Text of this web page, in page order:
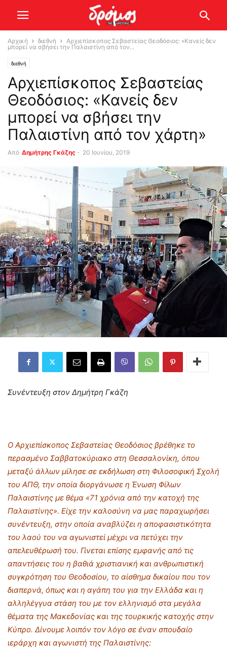
Αρχική διεθνή
Αρχιεπίσκοπος Σεβαστείας Θεοδόσιος: «Κανείς δεν
μπορεί να σβήσει την Παλαιστίνη από τον...
διεθνή
Αρχιεπίσκοπος Σεβαστείας
Θεοδόσιος: «Κανείς δεν
μπορεί να σβήσει την
Παλαιστίνη από τον χάρτη»
Από Δημήτρης Γκάζης - 20 Ιουνίου, 2019
Συνέντευξη στον Δημήτρη Γκάζη
Ο Αρχιεπίσκοπος Σεβαστείας Θεοδόσιος βρέθηκε το
περασμένο Σαββατοκύριακο στη Θεσσαλονίκη, όπου
μεταξύ άλλων μίλησε σε εκδήλωση στη Φιλοσοφική Σχολή
του ΑΠΘ, την οποία διοργάνωσε η Ένωση Φίλων
Παλαιστίνης με θέμα «71 χρόνια από την κατοχή της
Παλαιστίνης». Είχε την καλοσύνη να μας παραχωρήσει
συνέντευξη, στην οποία αναβλύζει η αποφασιστικότητα
του λαού του να αγωνιστεί μέχρι να πετύχει την
απελευθέρωσή του. Γίνεται επίσης εμφανής από τις
απαντήσεις του η βαθιά χριστιανική και ανθρωπιστική
συγκρότηση του Θεοδοσίου, το αίσθημα δικαίου που τον
διαπερνά, όπως και η αγάπη του για την Ελλάδα και η
αλληλέγγυα στάση του με τον ελληνισμό στα μεγάλα
θέματα της Μακεδονίας και της τουρκικής κατοχής στην
Κύπρο. Δίνουμε λοιπόν τον λόγο σε έναν σπουδαίο
ιεράρχη και αγωνιστή της Παλαιστίνης: